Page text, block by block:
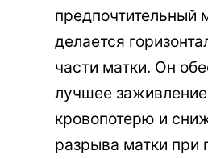
предпочтительный
делается
части матки. Он
лучшее
кровопотерю и
разрыва матки